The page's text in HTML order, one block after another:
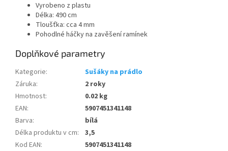
Vyrobeno z plastu
Délka: 490 cm
Tloušťka: cca 4 mm
Pohodlné háčky na zavěšení ramínek
Doplňkové parametry
Kategorie:
Sušáky na prádlo
Záruka:
2 roky
Hmotnost:
0.02 kg
EAN:
5907451341148
Barva:
bílá
Délka produktu v cm:
3,5
Kod EAN:
5907451341148